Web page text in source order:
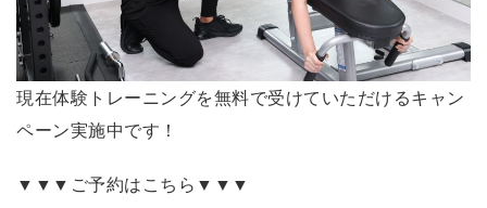
現在体験トレーニングを無料で受けていただけるキャン
ペーン実施中です！
▼▼▼ご予約はこちら▼▼▼